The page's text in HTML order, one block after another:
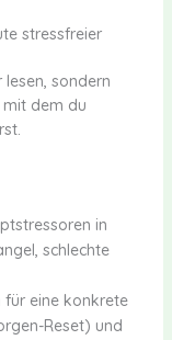
stressfreier
lesen, sondern
mit dem du
in
schlechte
für eine konkrete
Reset) und